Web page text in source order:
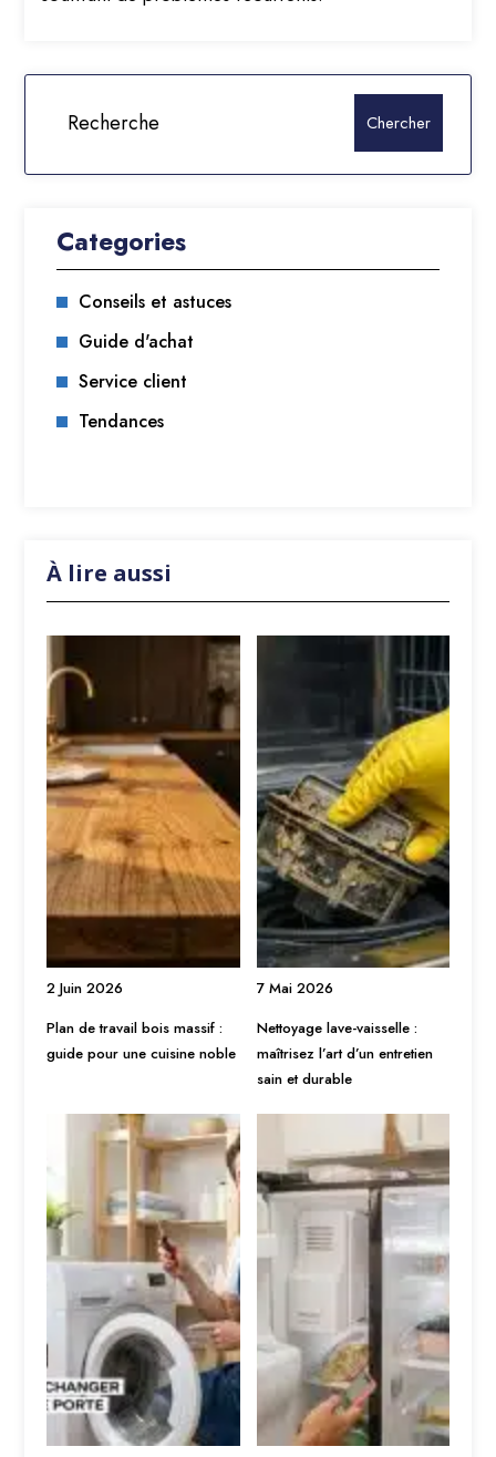
Categories
Conseils et astuces
Guide d'achat
Service client
Tendances
À lire aussi
2 Juin 2026
Plan de travail bois massif :
guide pour une cuisine noble
7 Mai 2026
Nettoyage lave-vaisselle :
maîtrisez l’art d’un entretien
sain et durable